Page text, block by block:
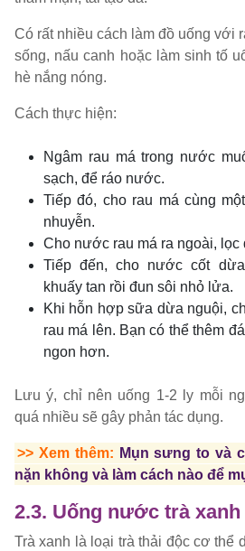
Có rất nhiều cách làm đồ uống với
sống, nấu canh hoặc làm sinh tố
hè nắng nóng.
Cách thực hiện:
Ngâm rau má trong nước
sạch, để ráo nước.
Tiếp đó, cho rau má cùng
nhuyễn.
Cho nước rau má ra ngoài, lọc
Tiếp đến, cho nước cốt
khuấy tan rồi đun sôi nhỏ lửa.
Khi hỗn hợp sữa dừa nguội,
rau má lên. Bạn có thể thêm
ngon hơn.
Lưu ý, chỉ nên uống 1-2 ly mỗi
quá nhiều sẽ gây phản tác dụng.
>> Xem thêm: Mụn sưng to và
nặn không và làm cách nào để
2.3. Uống nước trà xanh
Trà xanh là loại trà thải độc cơ thể